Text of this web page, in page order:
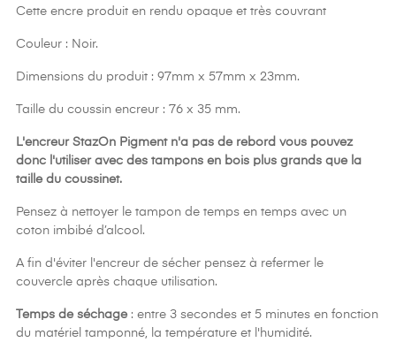
Cette encre produit en rendu opaque et très couvrant
Couleur : Noir.
Dimensions du produit : 97mm x 57mm x 23mm.
Taille du coussin encreur : 76 x 35 mm.
L'encreur StazOn Pigment n'a pas de rebord vous pouvez
donc l'utiliser avec des tampons en bois plus grands que la
taille du coussinet.
Pensez à nettoyer le tampon de temps en temps avec un
coton imbibé d’alcool.
A fin d'éviter l'encreur de sécher pensez à refermer le
couvercle après chaque utilisation.
Temps de séchage: entre 3 secondes et 5 minutes en fonction
du matériel tamponné, la température et l'humidité.